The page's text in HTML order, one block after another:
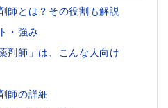
師とは？その役割も解説
・強み
剤師」は、こんな人向け
師の詳細